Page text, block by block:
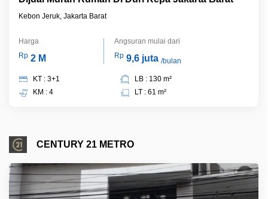
Kebon Jeruk, Jakarta Barat
Harga
Rp 2 M
Angsuran mulai dari
Rp 9,6 juta /bulan
KT : 3+1
KM : 4
LB : 130 m²
LT : 61 m²
CENTURY 21 METRO